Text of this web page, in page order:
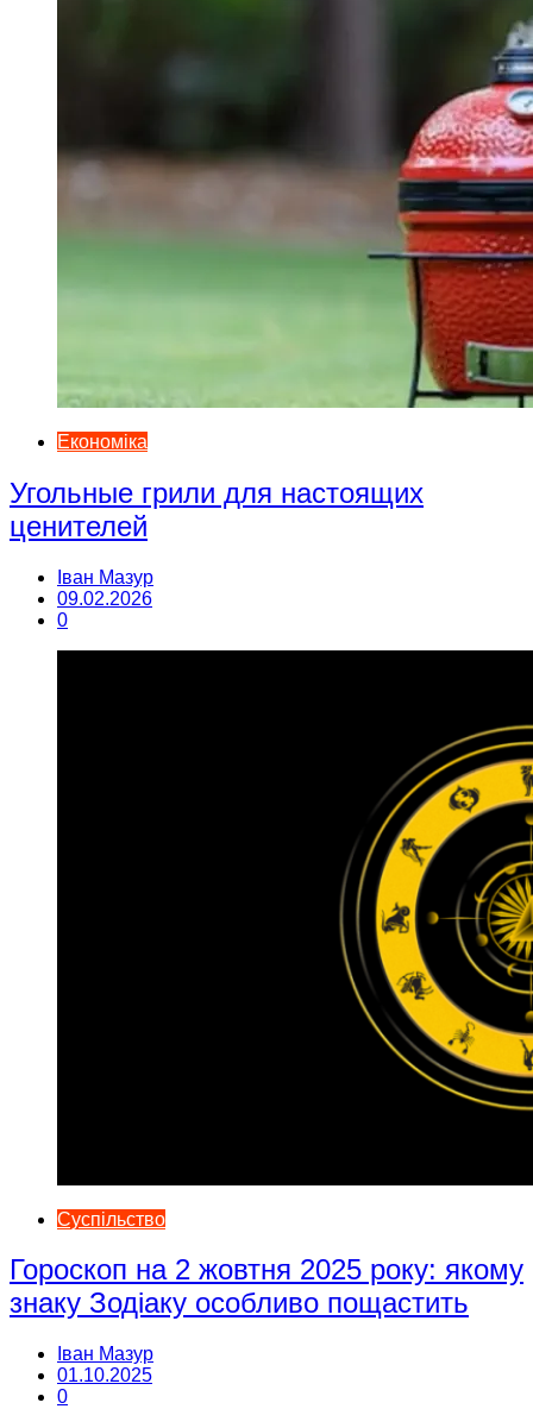
Економіка
Угольные грили для настоящих
ценителей
Іван Мазур
09.02.2026
0
Суспільство
Гороскоп на 2 жовтня 2025 року: якому
знаку Зодіаку особливо пощастить
Іван Мазур
01.10.2025
0